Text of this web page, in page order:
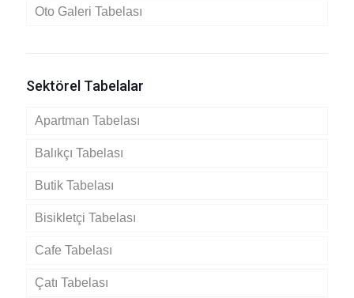
Oto Galeri Tabelası
Sektörel Tabelalar
Apartman Tabelası
Balıkçı Tabelası
Butik Tabelası
Bisikletçi Tabelası
Cafe Tabelası
Çatı Tabelası